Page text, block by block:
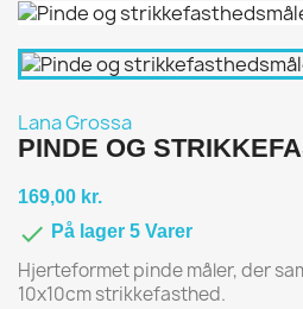
Lana Grossa
PINDE OG
169,00 kr.
 På lager 5 Varer
Hjerteformet pinde måler, der
10x10cm strikkefasthed.